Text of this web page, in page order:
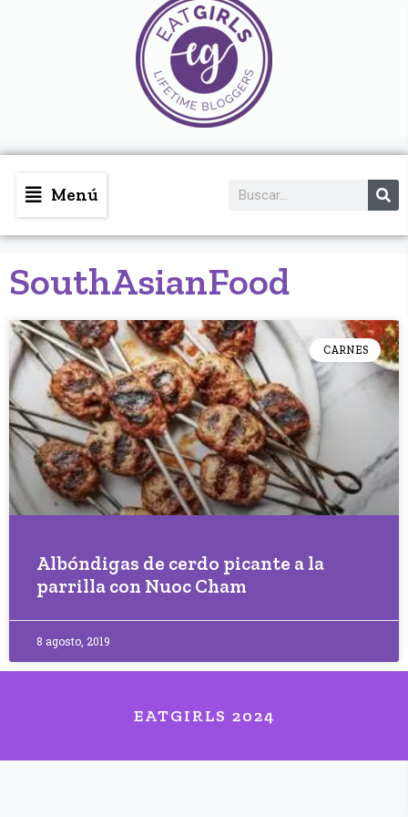
Menú
SouthAsianFood
CARNES
Albóndigas de cerdo picante a la
parrilla con Nuoc Cham
8 agosto, 2019
EATGIRLS 2024